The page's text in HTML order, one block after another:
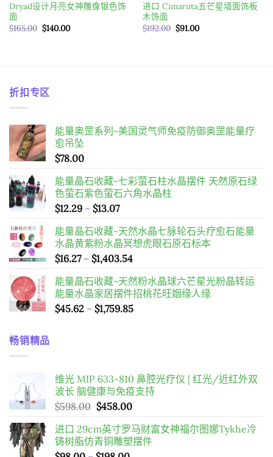
Dryad设计月亮女神雕像银色饰
面
$165.00 原
始
$140.00目
进口 Cimaruta五芒星墙面饰板
木饰面
$192.00 原
始
$91.00目
折扣专区
能量奥罡系列~美国灵气师免疫防御奥罡能量疗
愈吊坠
$78.00
能量晶石收藏~七彩萤石柱水晶摆件 天然原石绿
色萤石紫色萤石六角水晶柱
$12.29 – $13.07價
範
圍：
$12.29
$13.07
能量晶石收藏~天然水晶七脉轮石头疗愈石能量
水晶黄紫粉水晶冥想虎眼石原石标本
$16.27 – $1,403.54價
範
圍：
$16.27
能量晶石收藏~天然粉水晶球六芒星光粉晶转运
能量水晶家居摆件招桃花旺姻缘人缘
$45.62 – $1,759.85價
到
$1,759.85
畅销精品
维光 MIP 633-810 鼻腔光疗仪 | 红光/近红外双
波长 脑健康与免疫支持
$598.00 原
價
格：
$458.00目
價
格：
进口 29cm英寸罗马财富女神福尔图娜Tykhe冷
铸树脂仿青铜雕塑摆件